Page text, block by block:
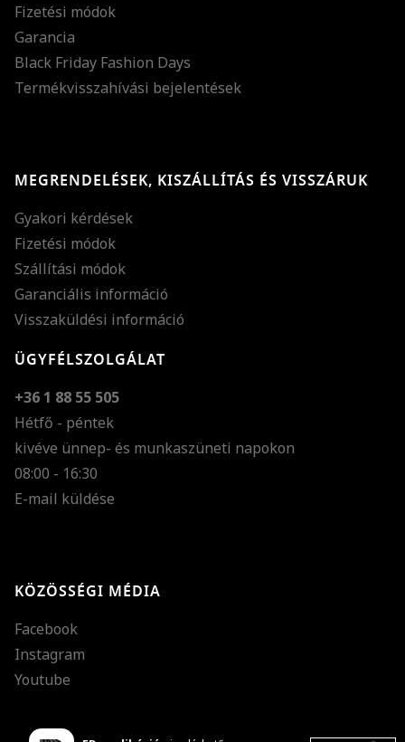
Fizetési módok
Garancia
Black Friday Fashion Days
Termékvisszahívási bejelentések
MEGRENDELÉSEK, KISZÁLLÍTÁS ÉS VISSZÁRUK
Gyakori kérdések
Fizetési módok
Szállítási módok
Garanciális információ
Visszaküldési információ
ÜGYFÉLSZOLGÁLAT
+36 1 88 55 505
Hétfő - péntek
kivéve ünnep- és munkaszüneti napokon
08:00 - 16:30
E-mail küldése
KÖZÖSSÉGI MÉDIA
Facebook
Instagram
Youtube